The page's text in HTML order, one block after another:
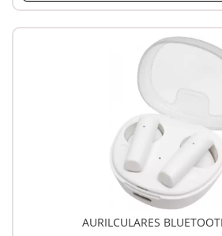
AURILCULARES